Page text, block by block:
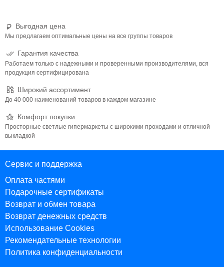
Выгодная цена
Мы предлагаем оптимальные цены на все группы товаров
Гарантия качества
Работаем только с надежными и проверенными производителями, вся
продукция сертифицирована
Широкий ассортимент
До 40 000 наименований товаров в каждом магазине
Комфорт покупки
Просторные светлые гипермаркеты с широкими проходами и отличной
выкладкой
Сервис и поддержка
Оплата частями
Подарочные сертификаты
Возврат и обмен товара
Возврат денежных средств
Использование Cookies
Рекомендательные технологии
Политика конфиденциальности